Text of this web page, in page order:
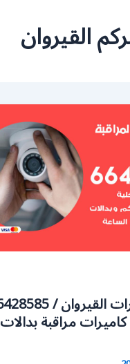
القيروان
مراقبة بدالات